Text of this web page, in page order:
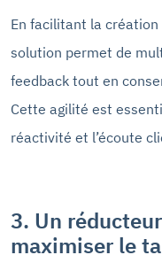
En facilitant la
solution permet de
feedback tout en
Cette agilité est
réactivité et l’écoute
3. Un
maximiser le